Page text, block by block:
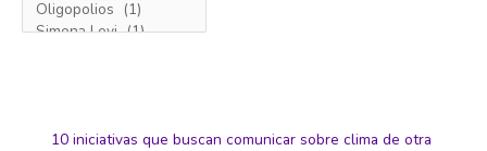
10 iniciativas que buscan comunicar sobre clima de otra